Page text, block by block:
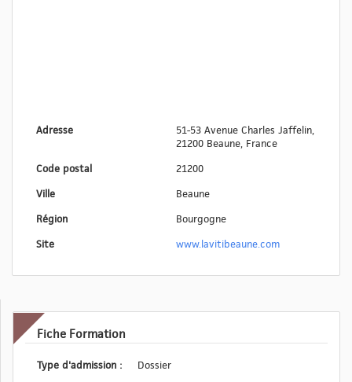
Adresse
51-53 Avenue Charles Jaffelin,
21200 Beaune, France
Code postal
21200
Ville
Beaune
Région
Bourgogne
Site
www.lavitibeaune.com
Fiche Formation
Type d'admission :
Dossier